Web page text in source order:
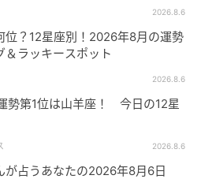
る存在です。
した落ち着きを持ち、人より
てきた人も多いでしょう。
割を的確に理解し、社会に役
識がとても強いタイプで
性的に物事を判断し、時間を
形にしていく―その堅実さと
の大きな魅力です。
2026.8.6
位？12星座別！2026年8月の運勢
＆ラッキースポット
2026.8.6
勢第1位は山羊座！ 今日の12星
2026.8.6
が占うあなたの2026年8月6日